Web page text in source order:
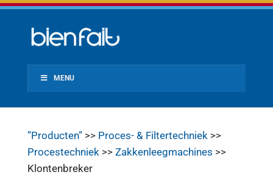
MENU
”Producten”>> Proces- & Filtertechniek>>
Procestechniek>> Zakkenleegmachines >>
Klontenbreker